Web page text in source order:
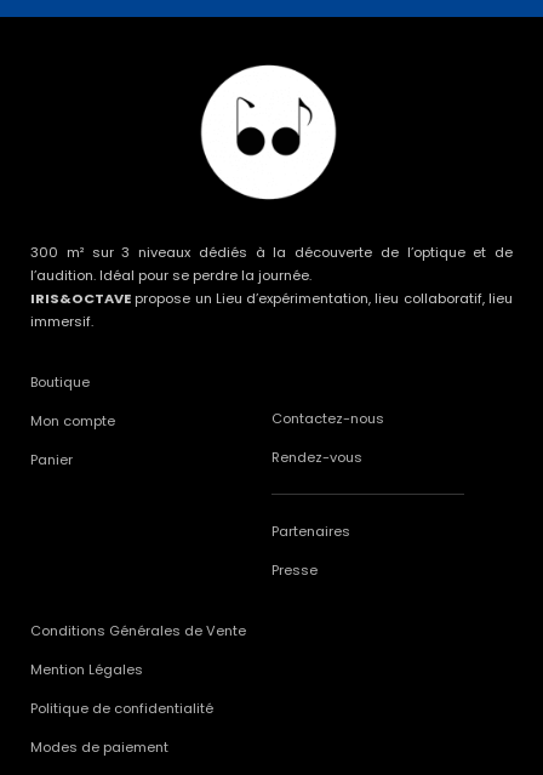
300 m² sur 3 niveaux dédiés à la découverte de l’optique et de
l’audition. Idéal pour se perdre la journée.
IRIS&OCTAVE propose un Lieu d’expérimentation, lieu collaboratif, lieu
immersif.
Boutique
Mon compte
Panier
Contactez-nous
Rendez-vous
Partenaires
Presse
Conditions Générales de Vente
Mention Légales
Politique de confidentialité
Modes de paiement